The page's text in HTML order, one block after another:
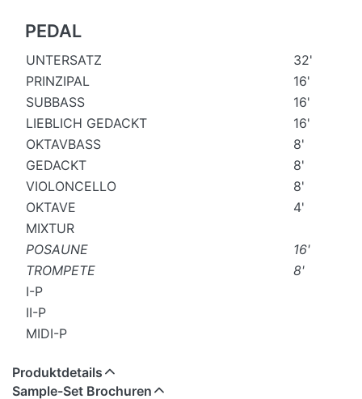
PEDAL
UNTERSATZ
32'
PRINZIPAL
16'
SUBBASS
16'
LIEBLICH GEDACKT
16'
OKTAVBASS
8'
GEDACKT
8'
VIOLONCELLO
8'
OKTAVE
4'
MIXTUR
POSAUNE
16'
TROMPETE
8'
I-P
II-P
MIDI-P
Produktdetails
Sample-Set Brochuren